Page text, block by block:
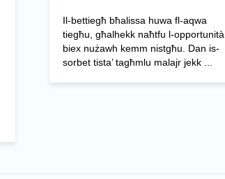
Il-bettiegħ bħalissa huwa fl-aqwa
tiegħu, għalhekk naħtfu l-opportunità
biex nużawh kemm nistgħu. Dan is-
sorbet tista’ tagħmlu malajr jekk ...